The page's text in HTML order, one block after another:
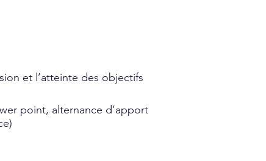
et l’atteinte des objectifs
point, alternance d’apport